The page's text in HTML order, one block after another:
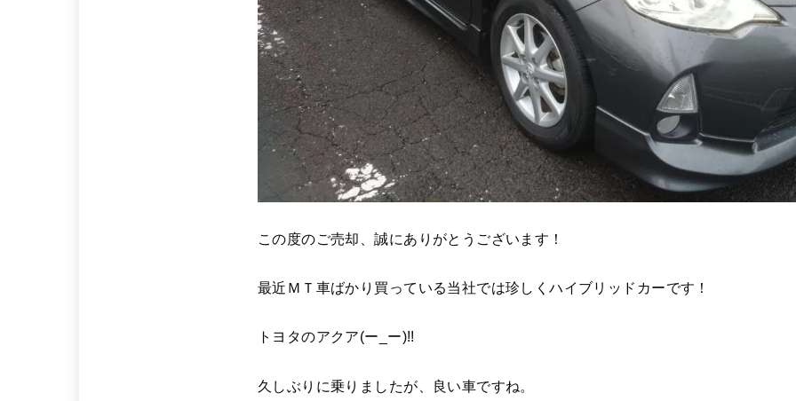
この度のご売却、誠にありがとうございます！
最近ＭＴ車ばかり買っている当社では珍しくハイブリッドカーです！
トヨタのアクア(ー_ー)!!
久しぶりに乗りましたが、良い車ですね。